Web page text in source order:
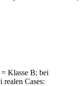
Klasse B; bei
Cases: